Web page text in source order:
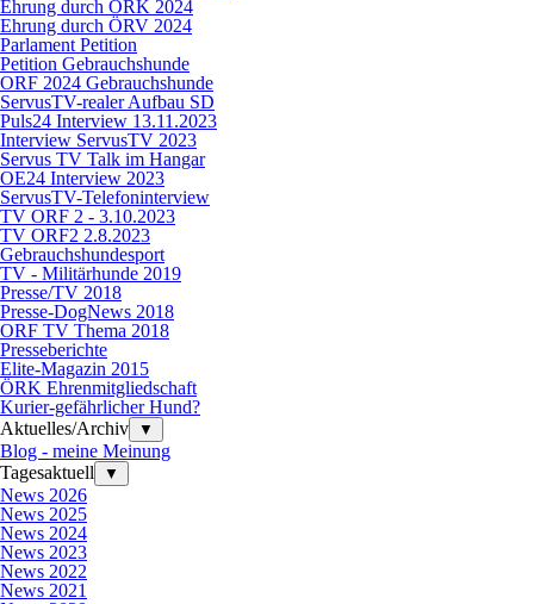
Ehrung durch ÖRK 2024
Ehrung durch ÖRV 2024
Parlament Petition
Petition Gebrauchshunde
ORF 2024 Gebrauchshunde
ServusTV-realer Aufbau SD
Puls24 Interview 13.11.2023
Interview ServusTV 2023
Servus TV Talk im Hangar
OE24 Interview 2023
ServusTV-Telefoninterview
TV ORF 2 - 3.10.2023
TV ORF2 2.8.2023
Gebrauchshundesport
TV - Militärhunde 2019
Presse/TV 2018
Presse-DogNews 2018
ORF TV Thema 2018
Presseberichte
Elite-Magazin 2015
ÖRK Ehrenmitgliedschaft
Kurier-gefährlicher Hund?
Aktuelles/Archiv
▼
Blog - meine Meinung
Tagesaktuell
▼
News 2026
News 2025
News 2024
News 2023
News 2022
News 2021